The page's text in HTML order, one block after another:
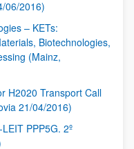
06/2016)
– KETs:
Biotechnologies,
(Mainz,
H2020 Transport Call
21/04/2016)
PPP5G. 2º